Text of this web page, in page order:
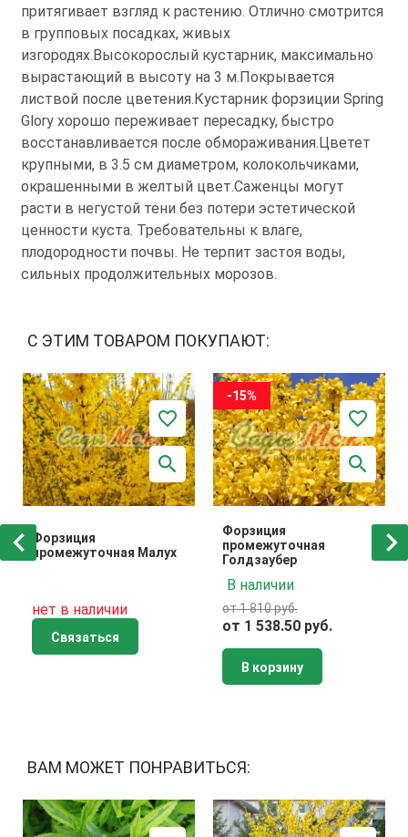
притягивает взгляд к растению. Отлично смотрится
в групповых посадках, живых
изгородях.Высокорослый кустарник, максимально
вырастающий в высоту на 3 м.Покрывается
листвой после цветения.Кустарник форзиции Spring
Glory хорошо переживает пересадку, быстро
восстанавливается после обмораживания.Цветет
крупными, в 3.5 см диаметром, колокольчиками,
окрашенными в желтый цвет.Саженцы могут
расти в негустой тени без потери эстетической
ценности куста. Требовательны к влаге,
плодородности почвы. Не терпит застоя воды,
сильных продолжительных морозов.
С ЭТИМ ТОВАРОМ ПОКУПАЮТ:
Форзиция
промежуточная Малух
нет в наличии
Связаться
-15%
Форзиция
промежуточная
Голдзаубер
В наличии
от 1 810 руб.
от 1 538.50 руб.
В корзину
ВАМ МОЖЕТ ПОНРАВИТЬСЯ: